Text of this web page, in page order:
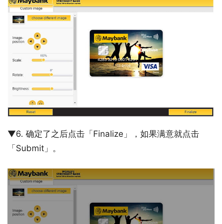
▼6. 确定了之后点击「Finalize」，如果满意就点击
「Submit」。